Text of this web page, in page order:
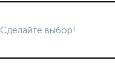
Сделайте выбор!